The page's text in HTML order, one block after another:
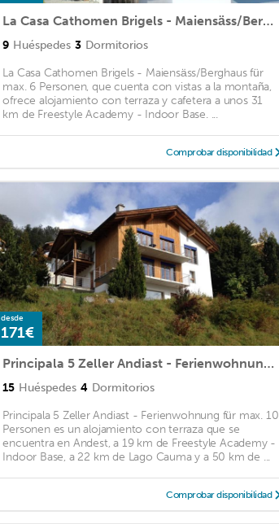
La Casa Cathomen Brigels - Maiensäss/Berghaus für max. 6 Personen
9 Huéspedes 3 Dormitorios
La Casa Cathomen Brigels - Maiensäss/Berghaus für
max. 6 Personen, que cuenta con vistas a la montaña,
ofrece alojamiento con terraza y cafetera a unos 31
km de Freestyle Academy - Indoor Base. ...
Comprobar disponibilidad
desde
171€
Principala 5 Zeller Andiast - Ferienwohnung für max. 10 Personen
15 Huéspedes 4 Dormitorios
Principala 5 Zeller Andiast - Ferienwohnung für max. 10
Personen es un alojamiento con terraza que se
encuentra en Andest, a 19 km de Freestyle Academy -
Indoor Base, a 22 km de Lago Cauma y a 50 km de ...
Comprobar disponibilidad